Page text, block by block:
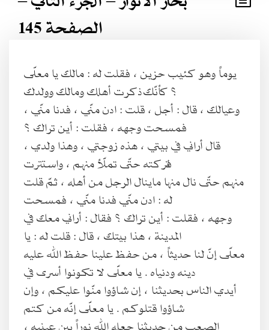
الصفحة 145
يوماً وهو كئيب حزين ، فقلت له : مالك يا معلّى
؟ كأنّك ذكرت أهلك ومالك وولدك
وعيالك ، قال : أجل ، قلت : ادن منّي ، فدنا منّي ،
فمسحت وجهه ، فقلت : أين تراك ؟
قال أراني في بيتي ، هذه زوجتي ، وهذا ولدي ،
فتركته حتّى تملّأ منهم ، واستترت
منهم حتّى نال منها ماينال الرجل من أهله ، ثمّ قلت
له : ادن منّي فدنا منّي ، فمسحت
وجهه ، فقلت : أين تراك ؟ فقال : أراني معك في
المدينة ، هذا بيتك ، قال : قلت له : يا
معلّى إنّ لنا حديثاً ، من حفظ علينا حفظ الله عليه
دينه ودنياه . يا معلّى لا تكونوا أسرى في
أيدي الناس بحديثنا ، إن شاؤوا منّوا عليكم ، وإن
شاؤوا قتلوكم . يا معلّى إنّه من كتم
الصعب من حديثنا جعله الله نوراً بين عينيه ،